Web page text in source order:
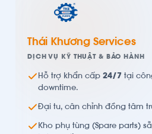
Thái Khương Services
DỊCH VỤ KỸ THUẬT & BẢO HÀNH
Hỗ trợ khẩn cấp 24/7 tại
downtime.
Đại tu, cân chỉnh đồng tâm
Kho phụ tùng (Spare parts)